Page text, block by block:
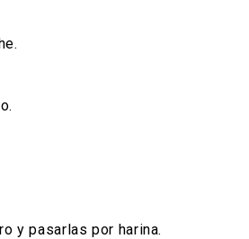
y pasarlas por harina.